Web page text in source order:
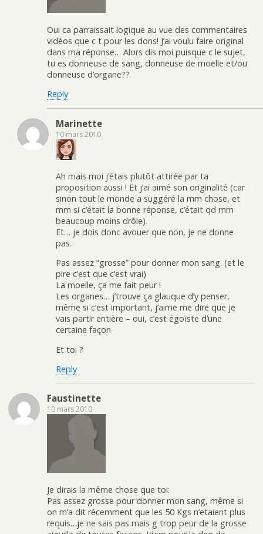
Oui ca parraissait logique au vue des commentaires
vidéos que c t pour les dons! J’ai voulu faire original
dans ma réponse… Alors dis moi puisque c le sujet,
tu es donneuse de sang, donneuse de moelle et/ou
donneuse d’organe??
Reply
Marinette
10 mars 2010
Ah mais moi j’étais plutôt attirée par ta
proposition aussi ! Et j’ai aimé son originalité (car
sinon tout le monde a suggéré la mm chose, et
mm si c’était la bonne réponse, c’était qd mm
beaucoup moins drôle).
Et… je dois donc avouer que non, je ne donne
pas.
Pas assez “grosse” pour donner mon sang. (et le
pire c’est que c’est vrai)
La moelle, ça me fait peur !
Les organes… j’trouve ça glauque d’y penser,
même si c’est important, j’aime me dire que je
vais partir entière – oui, c’est égoïste d’une
certaine façon
Et toi ?
Reply
Faustinette
10 mars 2010
Je dirais la même chose que toi:
Pas assez grosse pour donner mon sang, même si
on m’a dit récemment que les 50 Kgs n’etaient plus
requis…je ne sais pas mais g trop peur de la grosse